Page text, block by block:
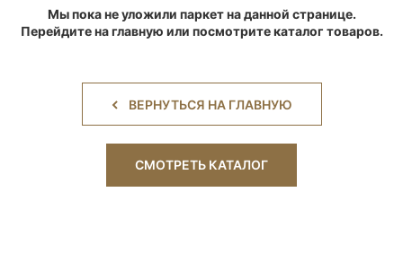
Мы пока не уложили паркет на данной странице.
Перейдите на главную или посмотрите каталог товаров.
ВЕРНУТЬСЯ НА ГЛАВНУЮ
СМОТРЕТЬ КАТАЛОГ